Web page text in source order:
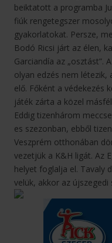
beiktatott a programba
fiúk rengetegszer
gyakorlatokat. Persze,
Bodó Ricsi járt az élen,
Garciandía az „osztást”.
olyan edzés nem létezik,
elő. Főként a védekezés
játék zárta a közel
Eddig tizenhárom
es szezonban, ebből
Veszprém otthonában
vezetjük a K&H ligát. Az
helyet foglalja el. Tavaly
velük, akkor az